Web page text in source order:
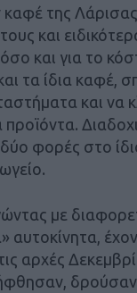
καφέ της
και
και για το
τα ίδια καφέ,
και να
δύο φορές στο
με
αυτοκίνητα,
αρχές
δρούσαν